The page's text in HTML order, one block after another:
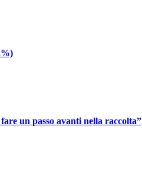
un passo avanti nella raccolta”